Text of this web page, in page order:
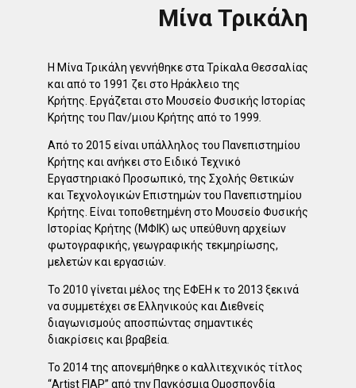
Μίνα Τρικάλη
Η Μίνα Τρικάλη γεννήθηκε στα Τρίκαλα Θεσσαλίας
και από το 1991 ζει στο Ηράκλειο της
Κρήτης. Εργάζεται στο Μουσείο Φυσικής Ιστορίας
Κρήτης του Παν/μιου Κρήτης από το 1999
Από το 2015 είναι υπάλληλος του Πανεπιστημίου
Κρήτης και ανήκει στο Ειδικό Τεχνικό
Εργαστηριακό Προσωπικό, της Σχολής Θετικών
και Τεχνολογικών Επιστημών του Πανεπιστημίου
Κρήτης. Είναι τοποθετημένη στο Μουσείο Φυσικής
Ιστορίας Κρήτης (ΜΦΙΚ) ως υπεύθυνη αρχείων
φωτογραφικής, γεωγραφικής τεκμηρίωσης,
μελετών και εργασιών.
Το 2010 γίνεται μέλος της ΕΦΕΗ κ το 2013 ξεκινά
να συμμετέχει σε Ελληνικούς και Διεθνείς
διαγωνισμούς αποσπώντας σημαντικές
διακρίσεις και βραβεία.
Το 2014 της απονεμήθηκε ο καλλιτεχνικός τίτλος
“Artist FIAP” από την Παγκόσμια Ομοσπονδία